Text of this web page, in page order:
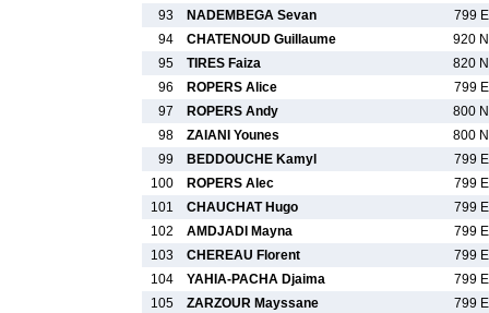
93
NADEMBEGA Sevan
799 E
94
CHATENOUD Guillaume
920 N
95
TIRES Faiza
820 N
96
ROPERS Alice
799 E
97
ROPERS Andy
800 N
98
ZAIANI Younes
800 N
99
BEDDOUCHE Kamyl
799 E
100
ROPERS Alec
799 E
101
CHAUCHAT Hugo
799 E
102
AMDJADI Mayna
799 E
103
CHEREAU Florent
799 E
104
YAHIA-PACHA Djaima
799 E
105
ZARZOUR Mayssane 799 E